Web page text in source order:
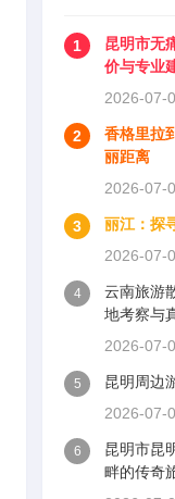
1
昆明市无
价与专业
2026-07-
2
香格里拉
丽距离
2026-07-
3
丽江：探
2026-07-
4
云南旅游
地考察与
2026-07-
5
昆明周边
2026-07-
6
昆明市昆
畔的传奇